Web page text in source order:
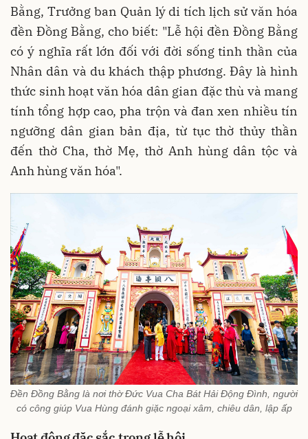
Bằng, Trưởng ban Quản lý di tích lịch sử văn hóa
đền Đồng Bằng, cho biết: "Lễ hội đền Đồng Bằng
có ý nghĩa rất lớn đối với đời sống tinh thần của
Nhân dân và du khách thập phương. Đây là hình
thức sinh hoạt văn hóa dân gian đặc thù và mang
tính tổng hợp cao, pha trộn và đan xen nhiều tín
ngưỡng dân gian bản địa, từ tục thờ thủy thần
đến thờ Cha, thờ Mẹ, thờ Anh hùng dân tộc và
Anh hùng văn hóa".
Đền Đồng Bằng là nơi thờ Đức Vua Cha Bát Hải Động Đình, người
có công giúp Vua Hùng đánh giặc ngoại xâm, chiêu dân, lập ấp